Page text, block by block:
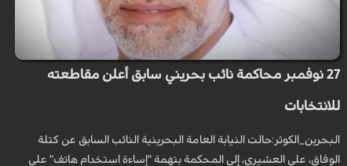
27 نوفمبر محاكمة نائب بحريني سابق أعلن مقاطعته
للانتخابات
البحرين_الكوثر:حالت النيابة العامة البحرينية النائب السابق عن كتلة
الوفاق، علي العشيري، إلى المحكمة بتهمة "إساءة استخدام هاتف" على